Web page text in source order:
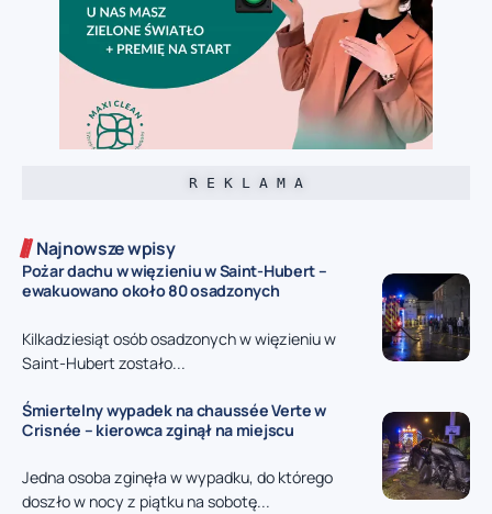
R E K L A M A
Najnowsze wpisy
Pożar dachu w więzieniu w Saint-Hubert –
ewakuowano około 80 osadzonych
Kilkadziesiąt osób osadzonych w więzieniu w
Saint-Hubert zostało...
Śmiertelny wypadek na chaussée Verte w
Crisnée – kierowca zginął na miejscu
Jedna osoba zginęła w wypadku, do którego
doszło w nocy z piątku na sobotę...